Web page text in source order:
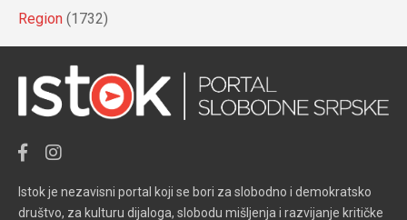
Region (1732)
Istok je nezavisni portal koji se bori za slobodno i demokratsko
društvo, za kulturu dijaloga, slobodu mišljenja i razvijanje kritičke